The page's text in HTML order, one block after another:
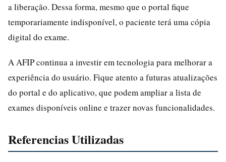
a liberação. Dessa forma, mesmo que o portal fique
temporariamente indisponível, o paciente terá uma cópia
digital do exame.
A AFIP continua a investir em tecnologia para melhorar a
experiência do usuário. Fique atento a futuras atualizações
do portal e do aplicativo, que podem ampliar a lista de
exames disponíveis online e trazer novas funcionalidades.
Referencias Utilizadas